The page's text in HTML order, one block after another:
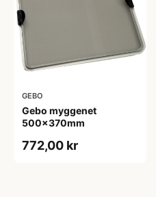
GEBO
Gebo myggenet
500x370mm
772,00 kr